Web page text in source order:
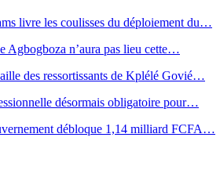
livre les coulisses du déploiement du…
Agbogboza n’aura pas lieu cette…
des ressortissants de Kplélé Govié…
désormais obligatoire pour…
débloque 1,14 milliard FCFA…